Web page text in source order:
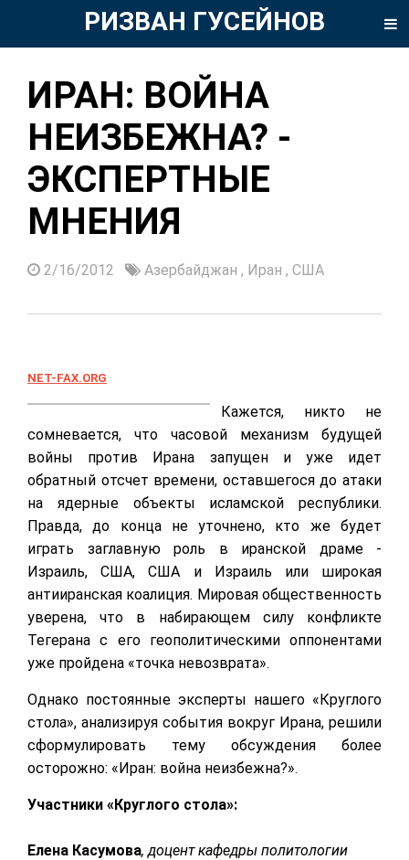
РИЗВАН ГУСЕЙНОВ
ИРАН: ВОЙНА
НЕИЗБЕЖНА? -
ЭКСПЕРТНЫЕ
МНЕНИЯ
2/16/2012 Азербайджан , Иран , США
NET-FAX.ORG
Кажется, никто не
сомневается, что часовой механизм будущей
войны против Ирана запущен и уже идет
обратный отсчет времени, оставшегося до атаки
на ядерные объекты исламской республики.
Правда, до конца не уточнено, кто же будет
играть заглавную роль в иранской драме -
Израиль, США, США и Израиль или широкая
антииранская коалиция. Мировая общественность
уверена, что в набирающем силу конфликте
Тегерана с его геополитическими оппонентами
уже пройдена «точка невозврата».
Однако постоянные эксперты нашего «Круглого
стола», анализируя события вокруг Ирана, решили
сформулировать тему обсуждения более
осторожно: «Иран: война неизбежна?».
Участники «Круглого стола»:
Елена Касумова, доцент кафедры политологии